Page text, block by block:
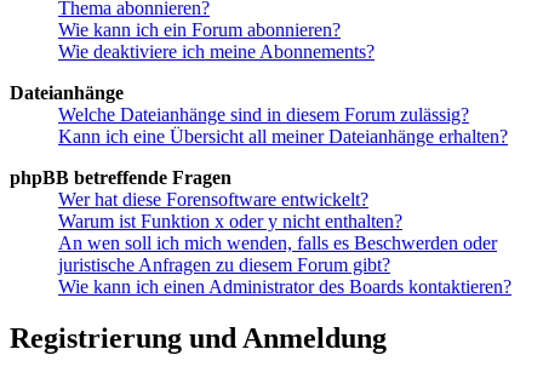
Thema abonnieren?
Wie kann ich ein Forum abonnieren?
Wie deaktiviere ich meine Abonnements?
Dateianhänge
Welche Dateianhänge sind in diesem Forum zulässig?
Kann ich eine Übersicht all meiner Dateianhänge erhalten?
phpBB betreffende Fragen
Wer hat diese Forensoftware entwickelt?
Warum ist Funktion x oder y nicht enthalten?
An wen soll ich mich wenden, falls es Beschwerden oder
juristische Anfragen zu diesem Forum gibt?
Wie kann ich einen Administrator des Boards kontaktieren?
Registrierung und Anmeldung